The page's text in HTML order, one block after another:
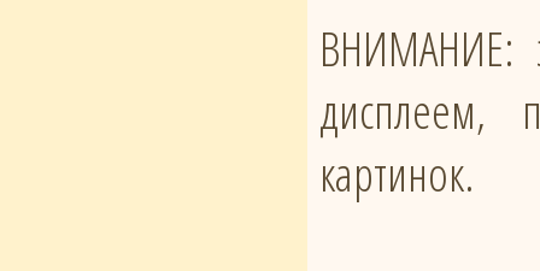
ВНИМАНИЕ:
дисплеем,
картинок.